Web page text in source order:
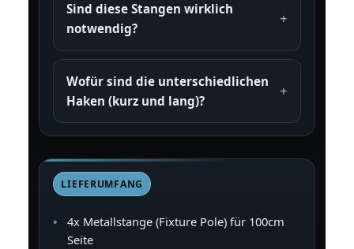
Sind diese Stangen wirklich
notwendig?
Wofür sind die unterschiedlichen
Haken (kurz und lang)?
LIEFERUMFANG
4x Metallstange (Fixture Pole) für 100cm
Seite